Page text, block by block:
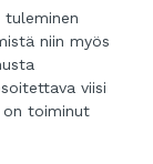
tuleminen
niin myös
viisi
on toiminut